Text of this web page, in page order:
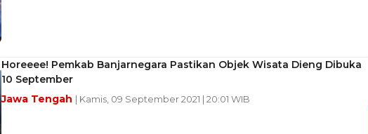
Horeeee! Pemkab Banjarnegara Pastikan Objek Wisata Dieng Dibuka
10 September
Jawa Tengah | Kamis, 09 September 2021 | 20:01 WIB